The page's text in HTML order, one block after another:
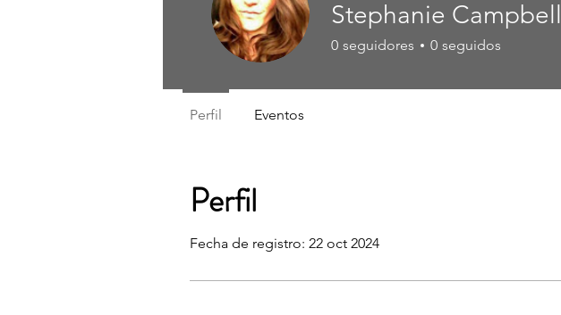
Perfil
Fecha de registro: 22 oct 2024
Stephanie Campbell
0 seguidores 0 seguidos
Perfil Eventos